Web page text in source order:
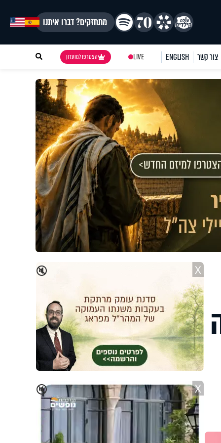
מתחזקים? דברו איתנו
צור קשר ENGLISH
LIVE הצטרפו למועדון
🔇 X
🔇 X